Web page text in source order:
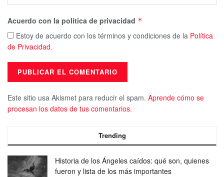
Acuerdo con la política de privacidad *
Estoy de acuerdo con los términos y condiciones de la Política
de Privacidad.
Este sitio usa Akismet para reducir el spam. Aprende cómo se
procesan los datos de tus comentarios.
Trending
Historia de los Ángeles caídos: qué son, quienes
fueron y lista de los más importantes